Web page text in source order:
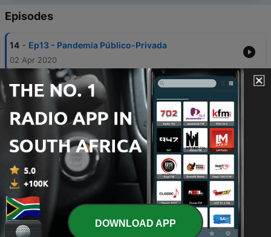
Episodes
14 - Ep13 - Pandemia Público-Privada
02 Apr 2020
13 - Ep12 -Não temos a cura mas temos remédios
22 Mar 2020
12 - Ep11 -Infectados pelo vírus sem quarentena que
nos valha
15 Mar 2020
11 - Ep.10 - Este episódio é um embuste!
07 Mar 2020
10 - Ep9 - Gato escondido com tudo de fora
29 Feb 2020 DOWNLOAD APP